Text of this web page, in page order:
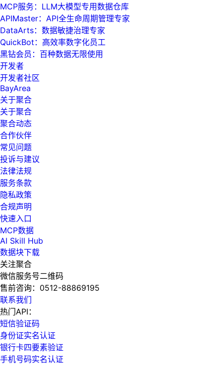
MCP服务：LLM大模型专用数据仓库
APIMaster：API全生命周期管理专家
DataArts：数据敏捷治理专家
QuickBot：高效率数字化员工
黑钻会员：百种数据无限使用
开发者
开发者社区
BayArea
关于聚合
关于聚合
聚合动态
合作伙伴
常见问题
投诉与建议
法律法规
服务条款
隐私政策
合规声明
快速入口
MCP数据
AI Skill Hub
数据块下载
关注聚合
微信服务号二维码
售前咨询： 0512-88869195
联系我们
热门API：
短信验证码
身份证实名认证
银行卡四要素验证
手机号码实名认证